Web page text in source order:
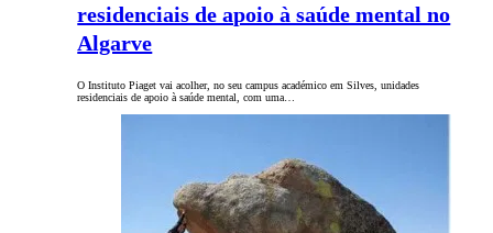
residenciais de apoio à saúde mental no
Algarve
O Instituto Piaget vai acolher, no seu campus académico em Silves, unidades
residenciais de apoio à saúde mental, com uma…